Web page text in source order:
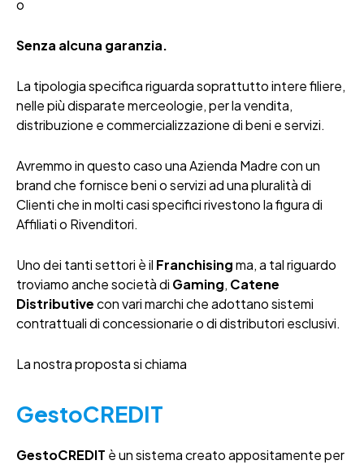
o
Senza alcuna garanzia.
La tipologia specifica riguarda soprattutto intere filiere,
nelle più disparate merceologie, per la vendita,
distribuzione e commercializzazione di beni e servizi.
Avremmo in questo caso una Azienda Madre con un
brand che fornisce beni o servizi ad una pluralità di
Clienti che in molti casi specifici rivestono la figura di
Affiliati o Rivenditori.
Uno dei tanti settori è il Franchisingma, a tal riguardo
troviamo anche società di Gaming, Catene
Distributivecon vari marchi che adottano sistemi
contrattuali di concessionarie o di distributori esclusivi.
La nostra proposta si chiama
GestoCREDIT
GestoCREDIT è un sistema creato appositamente per